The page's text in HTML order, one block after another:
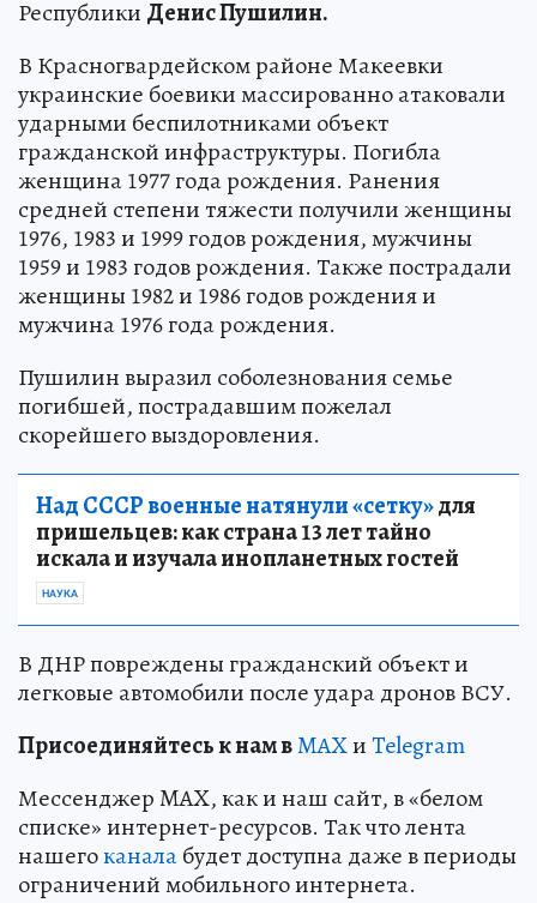
Республики Денис Пушилин.
В Красногвардейском районе Макеевки
украинские боевики массированно атаковали
ударными беспилотниками объект
гражданской инфраструктуры. Погибла
женщина 1977 года рождения. Ранения
средней степени тяжести получили женщины
1976, 1983 и 1999 годов рождения, мужчины
1959 и 1983 годов рождения. Также пострадали
женщины 1982 и 1986 годов рождения и
мужчина 1976 года рождения.
Пушилин выразил соболезнования семье
погибшей, пострадавшим пожелал
скорейшего выздоровления.
Над СССР военные натянули «сетку»для
пришельцев: как страна 13 лет тайно
искала и изучала инопланетных гостей
НАУКА
В ДНР повреждены гражданский объект и
легковые автомобили после удара дронов ВСУ.
Присоединяйтесь к нам вMAXиTelegram
Мессенджер MAX, как и наш сайт, в «белом
списке» интернет-ресурсов. Так что лента
нашегоканалабудет доступна даже в периоды
ограничений мобильного интернета.